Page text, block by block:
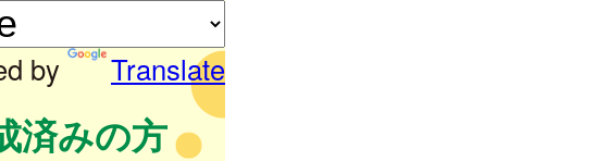
by Translate
済みの方